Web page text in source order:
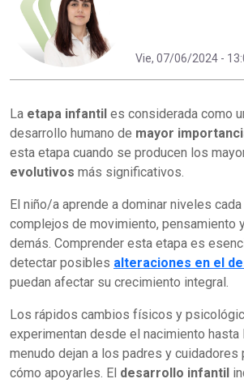
Vie, 07/06/2024 -
La etapa infantil es considerada como
desarrollo humano de mayor
esta etapa cuando se producen los
evolutivos más significativos.
El niño/a aprende a dominar niveles
complejos de movimiento, pensamiento
demás. Comprender esta etapa es
detectar posibles alteraciones en el
puedan afectar su crecimiento integral.
Los rápidos cambios físicos y
experimentan desde el nacimiento hasta
menudo dejan a los padres y cuidadores
cómo apoyarles. El desarrollo infantil